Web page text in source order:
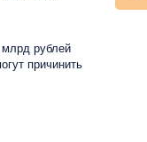
млрд рублей
причинить